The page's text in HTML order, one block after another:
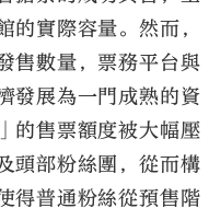
的實際容量。然而，
售數量，票務平台與
發展為一門成熟的資
的售票額度被大幅壓
頭部粉絲團，從而構
得普通粉絲從預售階